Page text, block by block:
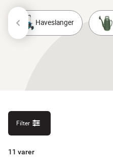
Haveslanger
Filter
11 varer